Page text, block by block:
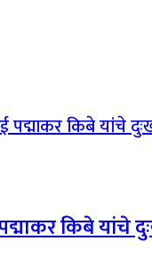
पद्माकर किबे यांचे